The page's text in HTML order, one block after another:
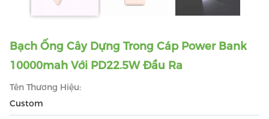
Bạch Ống Cây Dựng Trong Cáp Power Bank
10000mah Với PD22.5W Đầu Ra
Tên Thương Hiệu:
Custom